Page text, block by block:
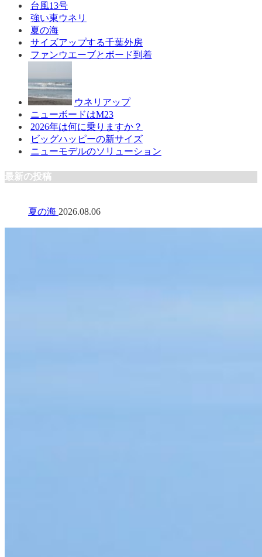
台風13号
強い東ウネリ
夏の海
サイズアップする千葉外房
ファンウエーブとボード到着
ウネリアップ
ニューボードはM23
2026年は何に乗りますか？
ビッグハッピーの新サイズ
ニューモデルのソリューション
最新の投稿
夏の海 2026.08.06